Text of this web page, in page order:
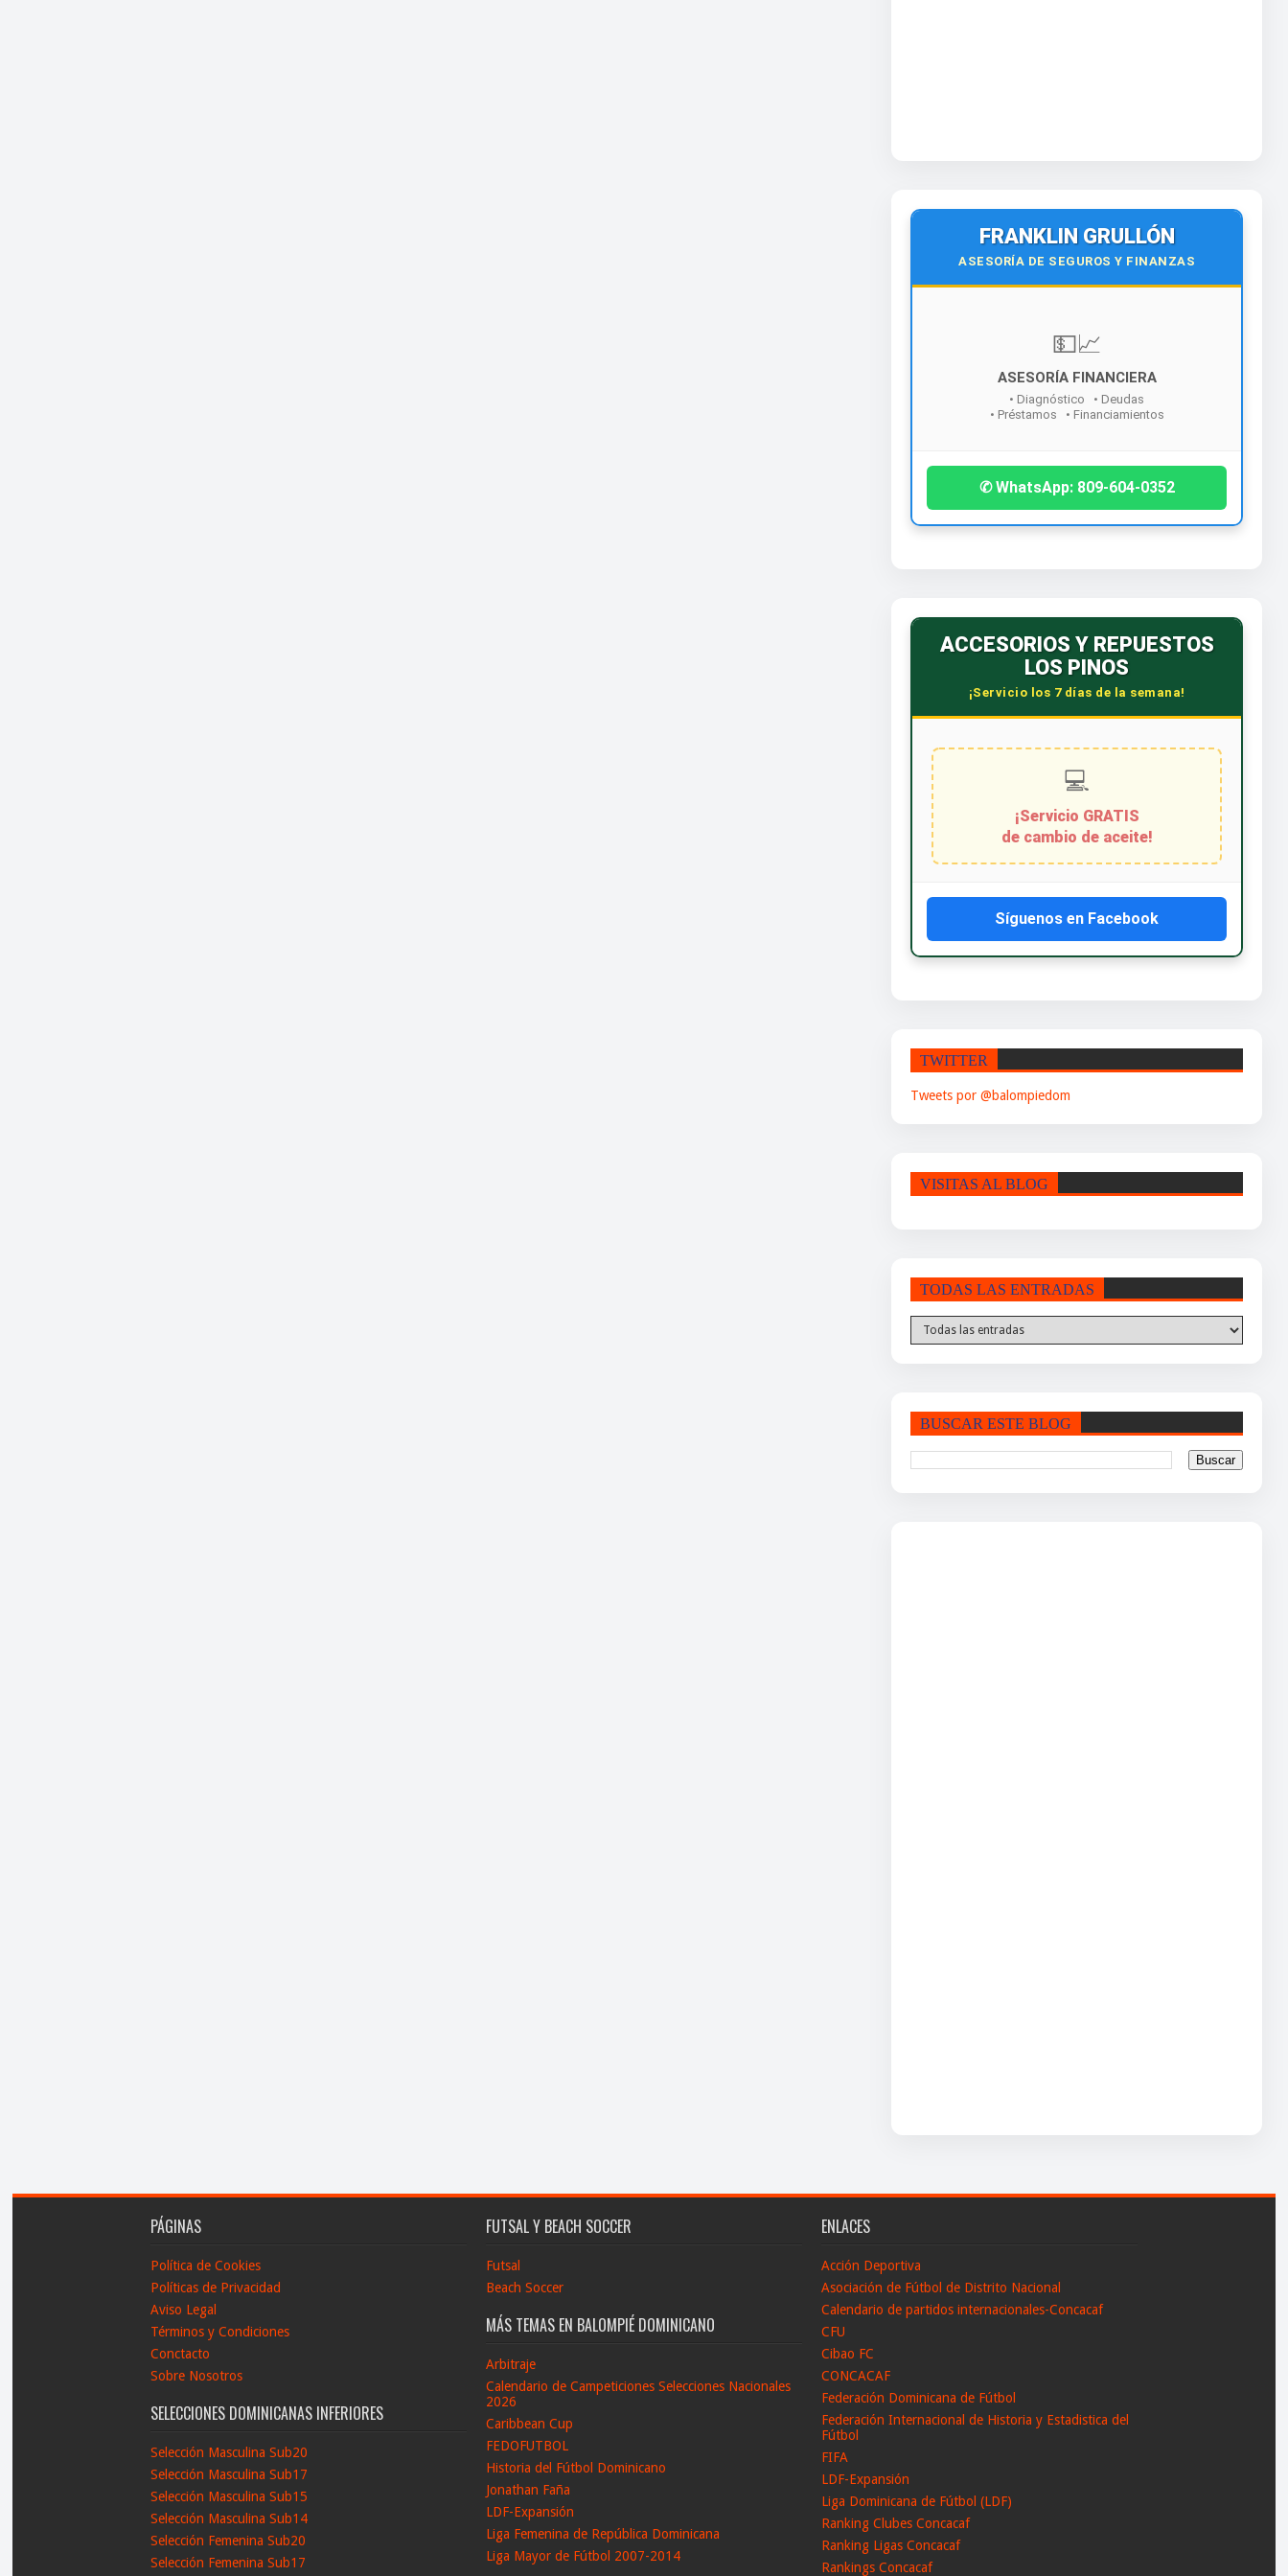
FRANKLIN GRULLÓN
ASESORÍA DE SEGUROS Y FINANZAS
💵📈
ASESORÍA FINANCIERA
• Diagnóstico • Deudas
• Préstamos • Financiamientos
¡Contáctanos hoy!
✆ WhatsApp: 809-604-0352
ACCESORIOS Y REPUESTOS
LOS PINOS
¡Servicio los 7 días de la semana!
💻
¡Servicio GRATIS
de cambio de aceite!
Síguenos en Facebook
TWITTER
Tweets por @balompiedom
VISITAS AL BLOG
TODAS LAS ENTRADAS
BUSCAR ESTE BLOG
PÁGINAS
Política de Cookies
Políticas de Privacidad
Aviso Legal
Términos y Condiciones
Conctacto
Sobre Nosotros
SELECCIONES DOMINICANAS INFERIORES
Selección Masculina Sub20
Selección Masculina Sub17
Selección Masculina Sub15
Selección Masculina Sub14
Selección Femenina Sub20
Selección Femenina Sub17
FUTSAL Y BEACH SOCCER
Futsal
Beach Soccer
MÁS TEMAS EN BALOMPIÉ DOMINICANO
Arbitraje
Calendario de Campeticiones Selecciones Nacionales
2026
Caribbean Cup
FEDOFUTBOL
Historia del Fútbol Dominicano
Jonathan Faña
LDF-Expansión
Liga Femenina de República Dominicana
Liga Mayor de Fútbol 2007-2014
ENLACES
Acción Deportiva
Asociación de Fútbol de Distrito Nacional
Calendario de partidos internacionales-Concacaf
CFU
Cibao FC
CONCACAF
Federación Dominicana de Fútbol
Federación Internacional de Historia y Estadistica del
Fútbol
FIFA
LDF-Expansión
Liga Dominicana de Fútbol (LDF)
Ranking Clubes Concacaf
Ranking Ligas Concacaf
Rankings Concacaf